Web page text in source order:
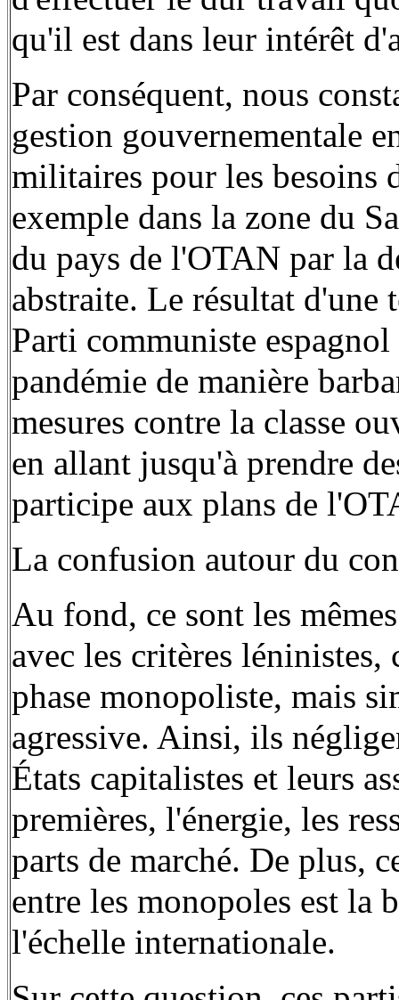
qu'il est dans leur intérêt
Par conséquent, nous
gestion gouvernementale
militaires pour les besoins
exemple dans la zone du
du pays de l'OTAN par la
abstraite. Le résultat
Parti communiste
pandémie de manière
mesures contre la classe
en allant jusqu'à prendre
participe aux plans de
La confusion autour du
Au fond, ce sont les
avec les critères léninistes,
phase monopoliste, mais
agressive. Ainsi, ils
États capitalistes et leurs
premières, l'énergie, les
parts de marché. De plus,
entre les monopoles est la
l'échelle internationale.